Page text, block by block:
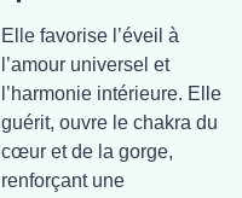
Elle favorise l’éveil à
l’amour universel et
l’harmonie intérieure. Elle
guérit, ouvre le chakra du
cœur et de la gorge,
renforçant une